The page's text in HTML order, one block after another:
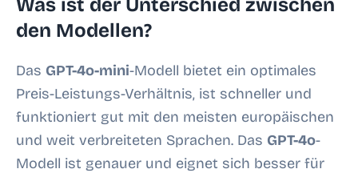
Was ist der Unterschied zwischen
den Modellen?
Das GPT-4o-mini-Modell bietet ein optimales
Preis-Leistungs-Verhältnis, ist schneller und
funktioniert gut mit den meisten europäischen
und weit verbreiteten Sprachen. Das GPT-4o-
Modell ist genauer und eignet sich besser für